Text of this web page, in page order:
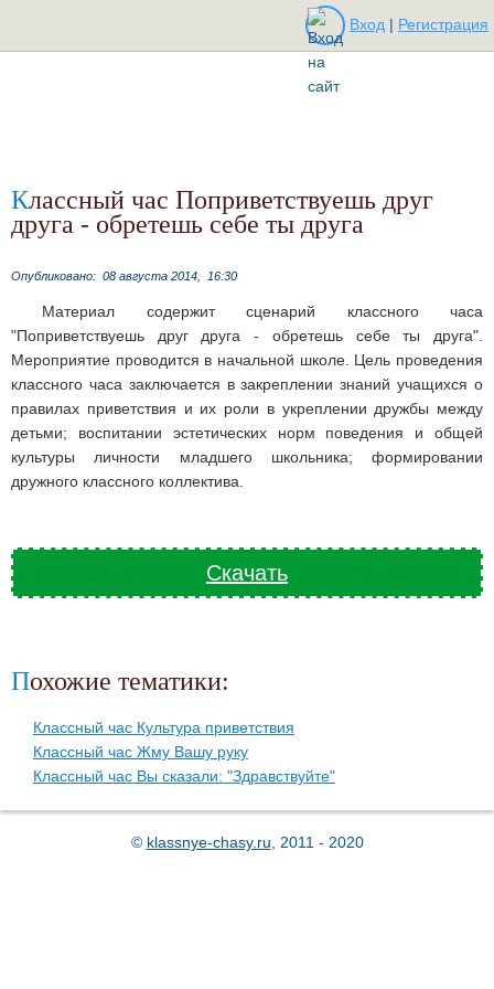
Вход | Регистрация
Классный час Поприветствуешь друг
друга - обретешь себе ты друга
Опубликовано: 08 августа 2014, 16:30
Материал содержит сценарий классного часа
"Поприветствуешь друг друга - обретешь себе ты друга".
Мероприятие проводится в начальной школе. Цель проведения
классного часа заключается в закреплении знаний учащихся о
правилах приветствия и их роли в укреплении дружбы между
детьми; воспитании эстетических норм поведения и общей
культуры личности младшего школьника; формировании
дружного классного коллектива.
Скачать
Похожие тематики:
Классный час Культура приветствия
Классный час Жму Вашу руку
Классный час Вы сказали: "Здравствуйте"
© klassnye-chasy.ru , 2011 - 2020